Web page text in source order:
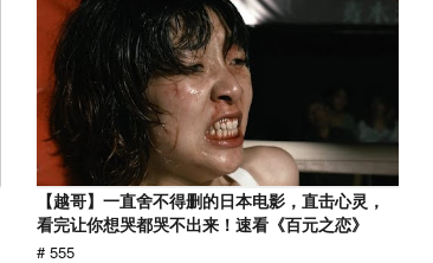
【越哥】一直舍不得删的日本电影，直击心灵，
看完让你想哭都哭不出来！速看《百元之恋》
# 555